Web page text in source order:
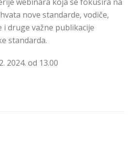
nove standarde, vodiče,
i druge važne publikacije
standarda.
2024. od 13.00